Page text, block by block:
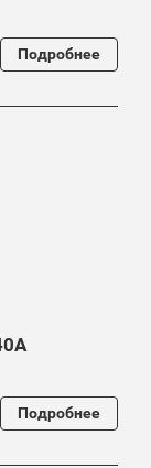
Подробнее
Подробнее